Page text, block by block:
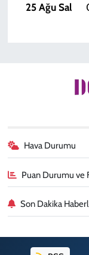
25 Ağu Sal
Hava Durumu
Puan Durumu ve
Son Dakika